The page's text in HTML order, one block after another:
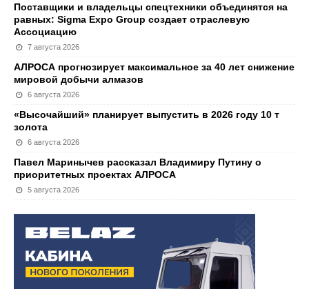
Поставщики и владельцы спецтехники объединятся на
равных: Sigma Expo Group создает отраслевую
Ассоциацию
7 августа 2026
АЛРОСА прогнозирует максимальное за 40 лет снижение
мировой добычи алмазов
6 августа 2026
«Высочайший» планирует выпустить в 2026 году 10 т
золота
6 августа 2026
Павел Маринычев рассказал Владимиру Путину о
приоритетных проектах АЛРОСА
5 августа 2026